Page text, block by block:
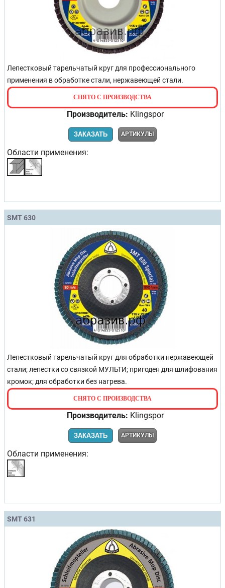
Лепестковый тарельчатый круг для профессионального
применения в обработке стали, нержавеющей стали.
СНЯТО С ПРОИЗВОДСТВА
Производитель: Klingspor
ЗАКАЗАТЬ АРТИКУЛЫ
Области применения:
SMT 630
Лепестковый тарельчатый круг для обработки нержавеющей
стали; лепестки со связкой МУЛЬТИ; пригоден для шлифования
кромок; для обработки без нагрева.
СНЯТО С ПРОИЗВОДСТВА
Производитель: Klingspor
ЗАКАЗАТЬ АРТИКУЛЫ
Области применения:
SMT 631